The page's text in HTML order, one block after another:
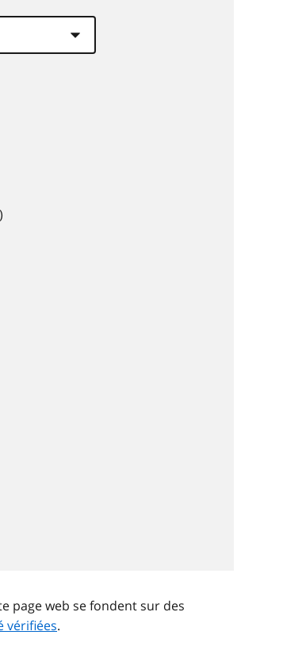
page web se fondent sur des
vérifiées.